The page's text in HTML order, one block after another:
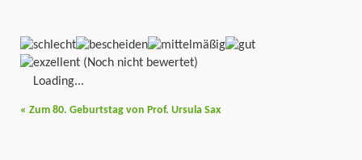
(Noch nicht bewertet)
Loading...
« Zum 80. Geburtstag von Prof. Ursula Sax